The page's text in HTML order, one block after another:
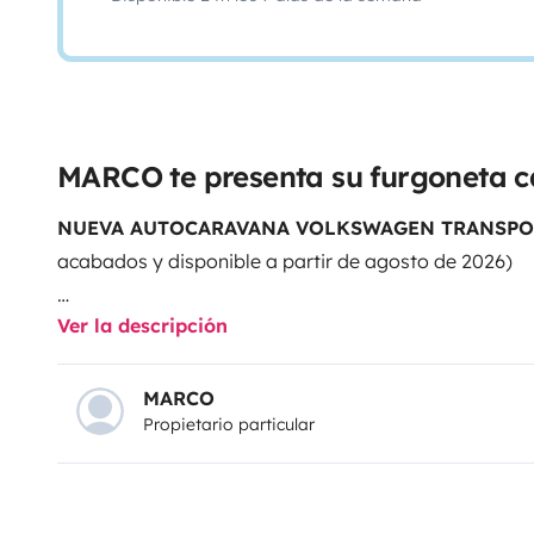
MARCO te presenta su furgoneta
NUEVA AUTOCARAVANA VOLKSWAGEN
acabados y disponible a partir de agosto de 2026)
Actualmente en fase de pintura, tal y como se
Ver las últimas unidades ya pintadas.
Una de las últimas versiones de Volkswagen, muy
cambio manual, motor diésel de muy bajo
Ver la descripción
MARCO
Propietario particular